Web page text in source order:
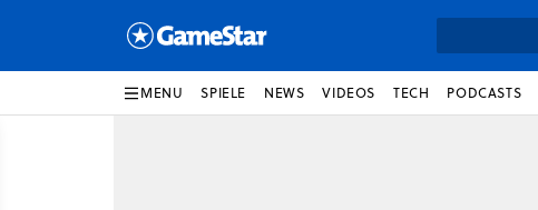
MENU SPIELE NEWS VIDEOS TECH PODCASTS